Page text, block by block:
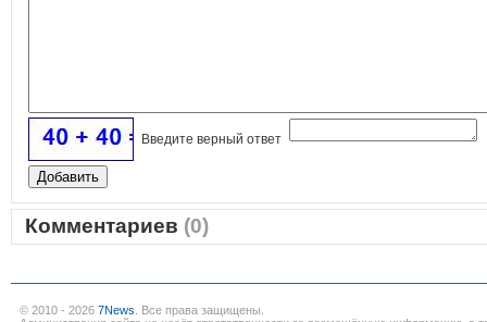
Введите верный ответ
Комментариев (0)
© 2010 - 2026 7News . Все права защищены.